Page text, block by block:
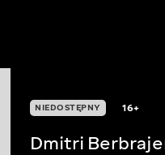
NIEDOSTĘPNY 16+
Dmitri